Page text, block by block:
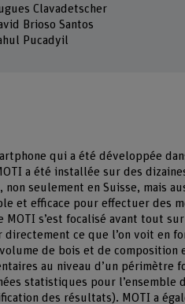
Clavadetscher
Brioso Santos
Pucadyil
qui a été développée
a été installée sur des
seulement en Suisse, mais
et efficace pour effectuer des
s’est focalisé avant tout
ce que l’on voit en
de bois et de composition
au niveau d’un périmètre
statistiques pour l’ensemble
des résultats). MOTI a